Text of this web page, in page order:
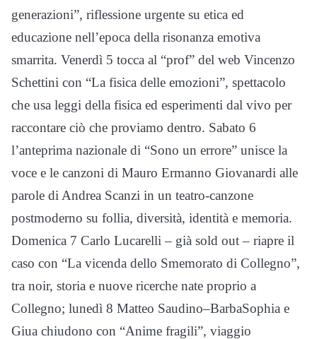
generazioni”, riflessione urgente su etica ed
educazione nell’epoca della risonanza emotiva
smarrita. Venerdì 5 tocca al “prof” del web Vincenzo
Schettini con “La fisica delle emozioni”, spettacolo
che usa leggi della fisica ed esperimenti dal vivo per
raccontare ciò che proviamo dentro. Sabato 6
l’anteprima nazionale di “Sono un errore” unisce la
voce e le canzoni di Mauro Ermanno Giovanardi alle
parole di Andrea Scanzi in un teatro-canzone
postmoderno su follia, diversità, identità e memoria.
Domenica 7 Carlo Lucarelli – già sold out – riapre il
caso con “La vicenda dello Smemorato di Collegno”,
tra noir, storia e nuove ricerche nate proprio a
Collegno; lunedì 8 Matteo Saudino–BarbaSophia e
Giua chiudono con “Anime fragili”, viaggio